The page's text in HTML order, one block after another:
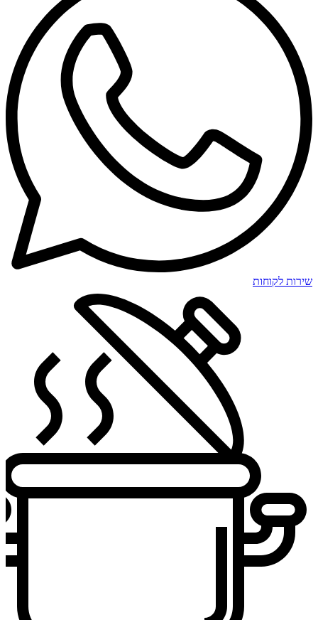
שירות לקוחות